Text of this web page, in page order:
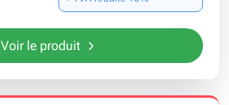
Voir le produit